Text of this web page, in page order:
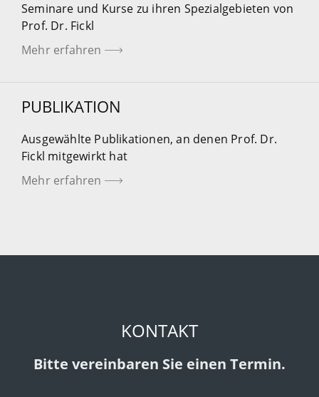
Seminare und Kurse zu ihren Spezialgebieten von
Prof. Dr. Fickl
Mehr erfahren
PUBLIKATION
Ausgewählte Publikationen, an denen Prof. Dr.
Fickl mitgewirkt hat
Mehr erfahren
KONTAKT
Bitte vereinbaren Sie einen Termin.